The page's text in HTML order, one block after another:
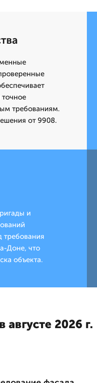
требованиям.
от 9908.
и
требования
Доне, что
объекта.
2026 г.